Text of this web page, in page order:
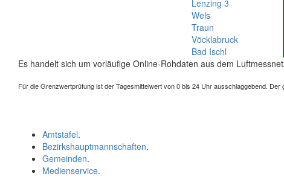
Lenzing 3
Wels
Traun
Vöcklabruck
Bad Ischl
Es handelt sich um vorläufige Online-Rohdaten aus dem
Für die Grenzwertprüfung ist der Tagesmittelwert von 0 bis 24 Uhr ausschlaggebend.
Amtstafel.
Bezirkshauptmannschaften.
Gemeinden.
Medienservice.